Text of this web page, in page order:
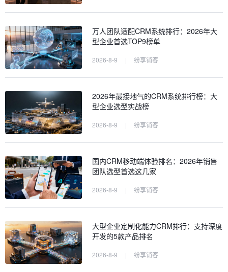
万人团队适配CRM系统排行：2026年大
型企业首选TOP9榜单
2026-8-9 | 纷享销客
2026年最接地气的CRM系统排行榜：大
型企业选型实战榜
2026-8-9 | 纷享销客
国内CRM移动端体验排名：2026年销售
团队选型首选这几家
2026-8-9 | 纷享销客
大型企业定制化能力CRM排行：支持深度
开发的5款产品排名
2026-8-9 | 纷享销客